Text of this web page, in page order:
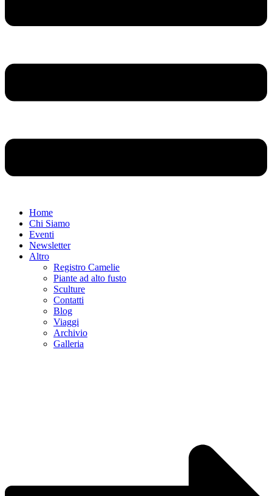
Home
Chi Siamo
Eventi
Newsletter
Altro
Registro Camelie
Piante ad alto fusto
Sculture
Contatti
Blog
Viaggi
Archivio
Galleria